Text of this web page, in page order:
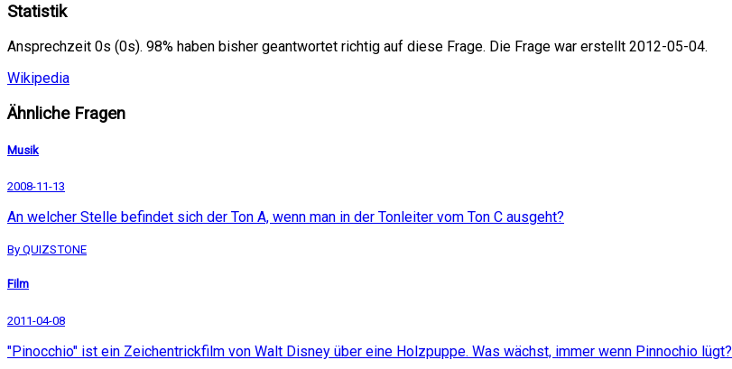
Statistik
Ansprechzeit 0s (0s). 98% haben bisher geantwortet richtig auf diese Frage. Die Frage war erstellt 2012-05-04.
Wikipedia
Ähnliche Fragen
Musik
2008-11-13
An welcher Stelle befindet sich der Ton A, wenn man in der Tonleiter vom Ton C ausgeht?
By QUIZSTONE
Film
2011-04-08
"Pinocchio" ist ein Zeichentrickfilm von Walt Disney über eine Holzpuppe. Was wächst, immer wenn Pinnochio lügt?